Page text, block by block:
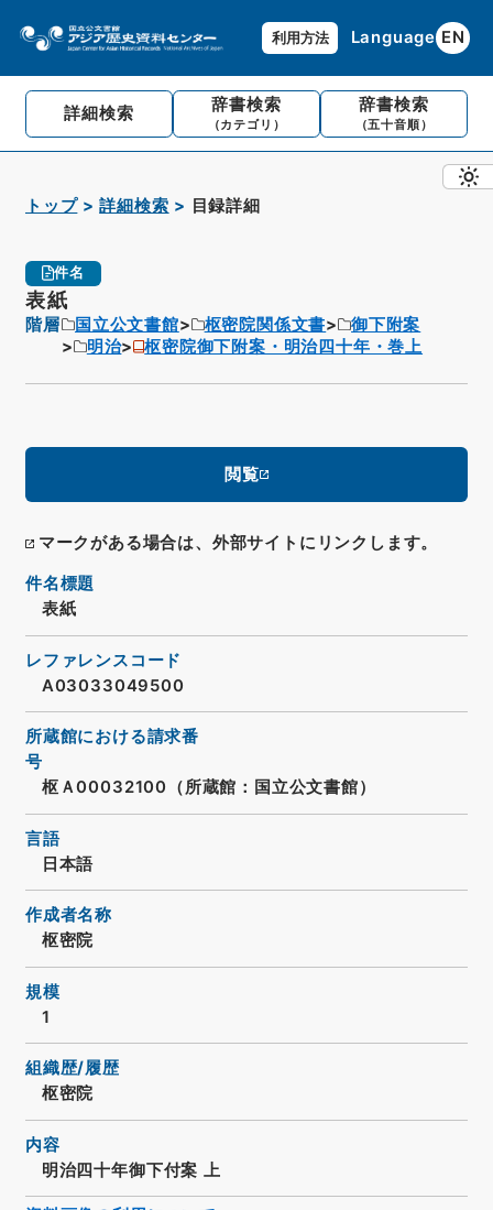
利用方法 Language EN
詳細検索 辞書検索
（カテゴリ）
辞書検索
（五十音順）
トップ 詳細検索 目録詳細
件名
表紙
階層 国立公文書館 枢密院関係文書
御下附案
明治
枢密院御下附案・明治四十年・巻上
閲覧
マークがある場合は、外部サイトにリンクします。
件名標題
表紙
レファレンスコード
A03033049500
所蔵館における請求番
号
枢Ａ00032100（所蔵館：国立公文書館）
言語
日本語
作成者名称
枢密院
規模
1
組織歴/履歴
枢密院
内容
明治四十年御下付案 上